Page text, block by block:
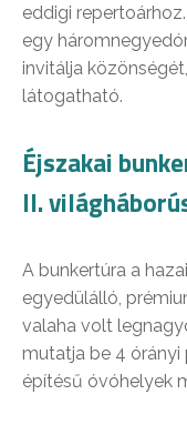
eddigi
egy
invitálja
látogatható.
Éjszakai
II.
A bunkertúra a
egyedülálló,
valaha volt
mutatja be 4 órányi
építésű óvóhelyek